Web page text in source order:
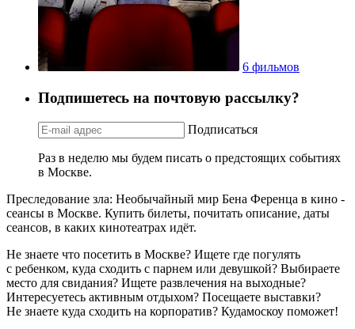
6 фильмов
Подпишетесь на почтовую рассылку?
Подписаться
Раз в неделю мы будем писать о предстоящих событиях
в Москве.
Преследование зла: Необычайный мир Бена Ференца в кино -
сеансы в Москве. Купить билеты, почитать описание, даты
сеансов, в каких кинотеатрах идёт.
Не знаете что посетить в Москве? Ищете где погулять
с ребенком, куда сходить с парнем или девушкой? Выбираете
место для свидания? Ищете развлечения на выходные?
Интересуетесь активным отдыхом? Посещаете выставки?
Не знаете куда сходить на корпоратив? Кудамоскоу поможет!